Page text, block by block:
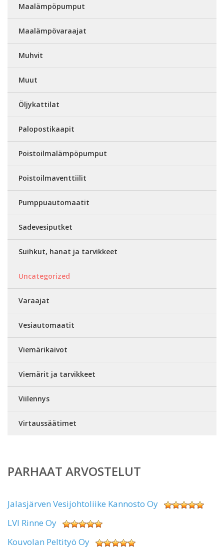
Maalämpöpumput
Maalämpövaraajat
Muhvit
Muut
Öljykattilat
Palopostikaapit
Poistoilmalämpöpumput
Poistoilmaventtiilit
Pumppuautomaatit
Sadevesiputket
Suihkut, hanat ja tarvikkeet
Uncategorized
Varaajat
Vesiautomaatit
Viemärikaivot
Viemärit ja tarvikkeet
Viilennys
Virtaussäätimet
PARHAAT ARVOSTELUT
Jalasjärven Vesijohtoliike Kannosto Oy
LVI Rinne Oy
Kouvolan Peltityö Oy